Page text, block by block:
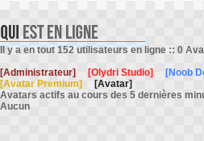
Il y a en tout 152 utilisateurs en ligne :: 0
[Administrateur]
[Olydri Studio] [Noob
[Avatar Premium]
[Avatar]
Avatars actifs au cours des 5 dernières
Aucun